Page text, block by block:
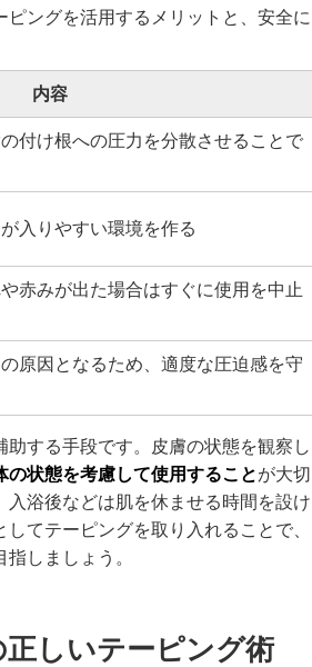
ングを活用するメリットと、安全に
内容
付け根への圧力を分散させることで
入りやすい環境を作る
赤みが出た場合はすぐに使用を中止
原因となるため、適度な圧迫感を守
する手段です。皮膚の状態を観察し
状態を考慮して使用することが大切
浴後などは肌を休ませる時間を設け
てテーピングを取り入れることで、
しましょう。
しいテーピング術